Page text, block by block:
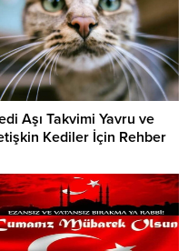
Aşı Takvimi Yavru ve
Kediler İçin Rehber